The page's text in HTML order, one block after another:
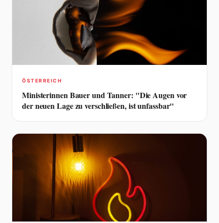
ÖSTERREICH
Ministerinnen Bauer und Tanner: "Die Augen vor
der neuen Lage zu verschließen, ist unfassbar"